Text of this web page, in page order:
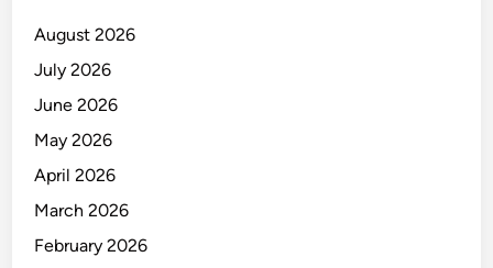
August 2026
July 2026
June 2026
May 2026
April 2026
March 2026
February 2026